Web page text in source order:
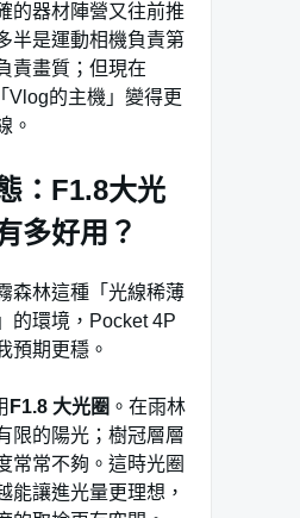
的器材陣營又往前推
半是運動相機負責第
責畫質；但現在
Vlog的主機」變得更
。
：F1.8大光
多好用？
森林這種「光線稀薄
的環境，Pocket 4P
預期更穩。
F1.8 大光圈 。在雨林
限的陽光；樹冠層層
常常不夠。這時光圈
能讓進光量更理想，